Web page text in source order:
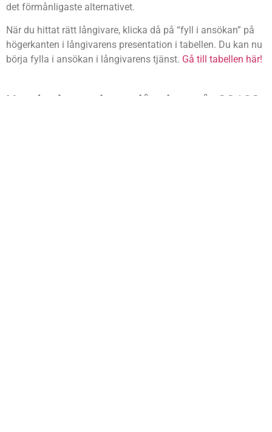
det förmånligaste alternativet.
När du hittat rätt långivare, klicka då på “fyll i ansökan” på
högerkanten i långivarens presentation i tabellen. Du kan nu
börja fylla i ansökan i långivarens tjänst. Gå till tabellen här!
Har det kommit nya långivare år 2019?